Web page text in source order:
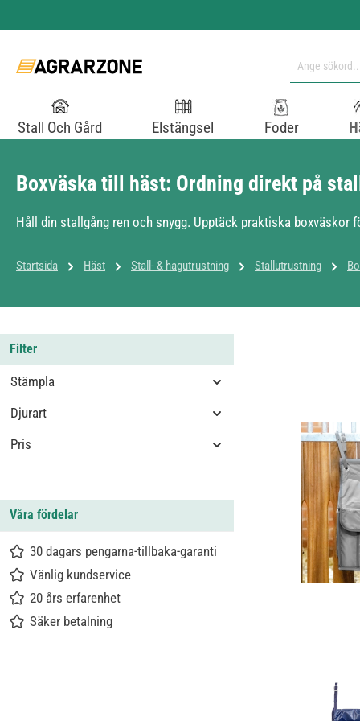
Stall Och Gård Elstängsel Foder
Boxväska till häst: Ordning direkt på
Håll din stallgång ren och snygg. Upptäck praktiska
Startsida Häst Stall- & hagutrustning Stallutrustning
Filter
Stämpla
Djurart
Pris
Våra fördelar
30 dagars pengarna-tillbaka-garanti
Vänlig kundservice
20 års erfarenhet
Säker betalning